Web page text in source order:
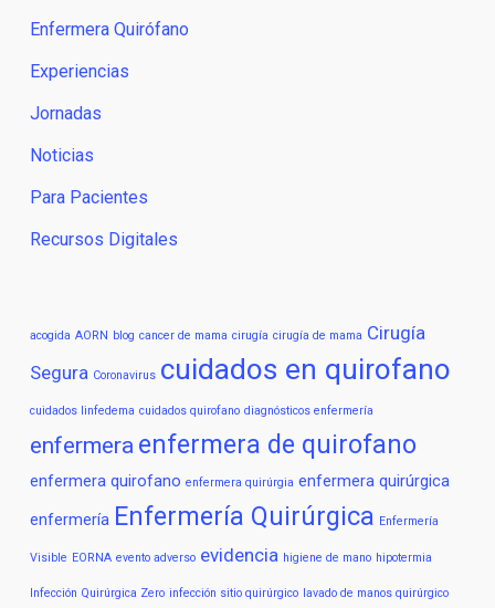
Enfermera Quirófano
Experiencias
Jornadas
Noticias
Para Pacientes
Recursos Digitales
acogida AORN blog cancer de mama cirugía cirugía de mama Cirugía
Segura Coronavirus cuidados en quirofano
cuidados linfedema cuidados quirofano diagnósticos enfermería
enfermera enfermera de quirofano
enfermera quirofano enfermera quirúrgia enfermera quirúrgica
enfermería Enfermería Quirúrgica Enfermería
Visible EORNA evento adverso evidencia higiene de mano hipotermia
Infección Quirúrgica Zero infección sitio quirúrgico lavado de manos quirúrgico